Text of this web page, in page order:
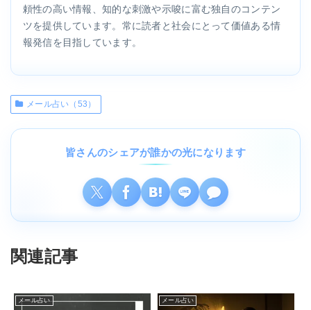
頼性の高い情報、知的な刺激や示唆に富む独自のコンテン
ツを提供しています。常に読者と社会にとって価値ある情
報発信を目指しています。
メール占い（53）
皆さんのシェアが誰かの光になります
関連記事
メール占い メール占い